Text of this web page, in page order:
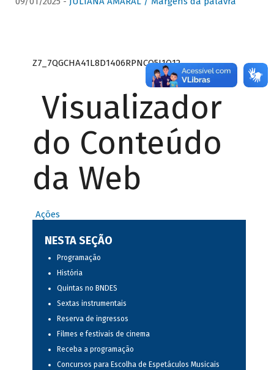
Z7_7QGCHA41L8D1406RPNCQ5J1O12
Visualizador
do Conteúdo
da Web
Ações
NESTA SEÇÃO
Programação
História
Quintas no BNDES
Sextas instrumentais
Reserva de ingressos
Filmes e festivais de cinema
Receba a programação
Concursos para Escolha de Espetáculos Musicais